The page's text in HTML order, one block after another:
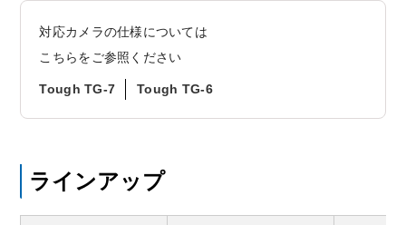
対応カメラの仕様については
こちらをご参照ください
Tough TG-7 Tough TG-6
ラインアップ